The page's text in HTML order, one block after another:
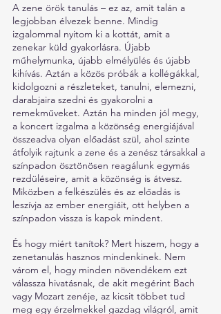
A zene örök tanulás – ez az, amit talán a
legjobban élvezek benne. Mindig
izgalommal nyitom ki a kottát, amit a
zenekar küld gyakorlásra. Újabb
műhelymunka, újabb elmélyülés és újabb
kihívás. Aztán a közös próbák a kollégákkal,
kidolgozni a részleteket, tanulni, elemezni,
darabjaira szedni és gyakorolni a
remekműveket. Aztán ha minden jól megy,
a koncert izgalma a közönség energiájával
összeadva olyan előadást szül, ahol szinte
átfolyik rajtunk a zene és a zenész társakkal a
színpadon ösztönösen reagálunk egymás
rezdüléseire, amit a közönség is átvesz.
Miközben a felkészülés és az előadás is
leszívja az ember energiáit, ott helyben a
színpadon vissza is kapok mindent.
És hogy miért tanítok? Mert hiszem, hogy a
zenetanulás hasznos mindenkinek. Nem
várom el, hogy minden növendékem ezt
válassza hivatásnak, de akit megérint Bach
vagy Mozart zenéje, az kicsit többet tud
meg egy érzelmekkel gazdag világról, amit